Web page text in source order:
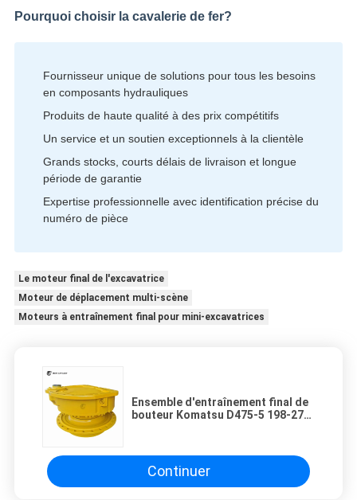
Pourquoi choisir la cavalerie de fer?
Fournisseur unique de solutions pour tous les besoins
en composants hydrauliques
Produits de haute qualité à des prix compétitifs
Un service et un soutien exceptionnels à la clientèle
Grands stocks, courts délais de livraison et longue
période de garantie
Expertise professionnelle avec identification précise du
numéro de pièce
Le moteur final de l'excavatrice
Moteur de déplacement multi-scène
Moteurs à entraînement final pour mini-excavatrices
Ensemble d'entraînement final de
bouteur Komatsu D475-5 198-27-
chenilles minière ultra-large,
entraînement de déplacement à
couple élevé
Continuer